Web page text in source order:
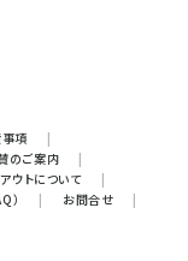
項
|
のご案内
|
ウトについて
|
） | お問合せ
|